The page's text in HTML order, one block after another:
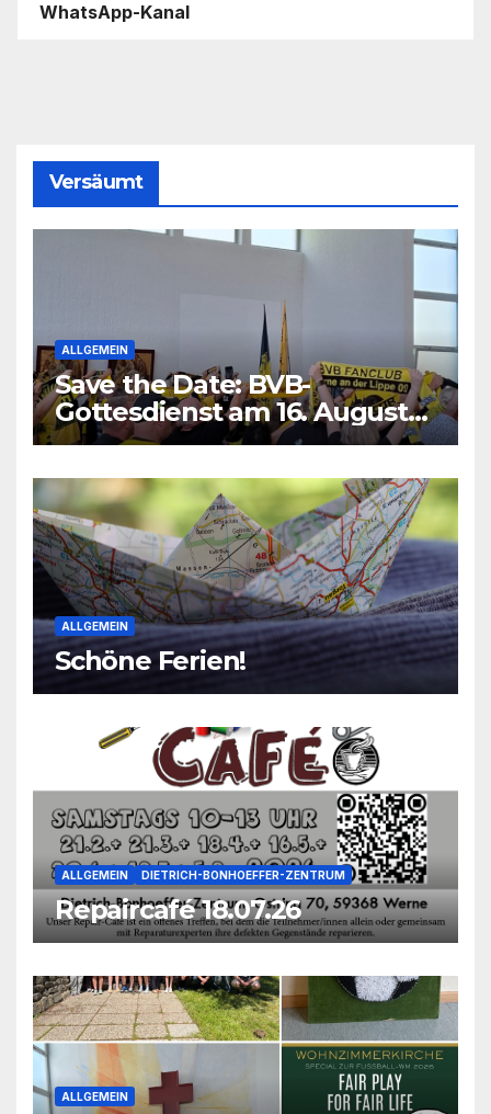
WhatsApp-Kanal
Versäumt
ALLGEMEIN
Save the Date: BVB-
Gottesdienst am 16. August
2026
ALLGEMEIN
Schöne Ferien!
ALLGEMEIN DIETRICH-BONHOEFFER-ZENTRUM
Repaircafé 18.07.26
ALLGEMEIN